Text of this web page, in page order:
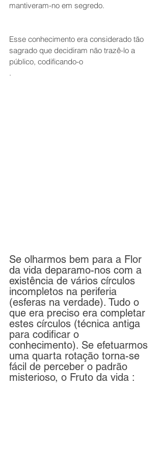
mantiveram-no em segredo.
Esse conhecimento era considerado tão
sagrado que decidiram não trazê-lo a
público, codificando-o
.
Se olharmos bem para a Flor
da vida deparamo-nos com a
existência de vários círculos
incompletos na periferia
(esferas na verdade). Tudo o
que era preciso era completar
estes círculos (técnica antiga
para codificar o
conhecimento). Se efetuarmos
uma quarta rotação torna-se
fácil de perceber o padrão
misterioso, o Fruto da vida :